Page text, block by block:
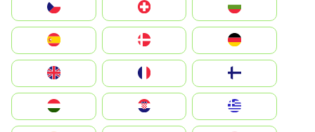
България
Switzerland
Czechia
Deutschland
Denmark
United Kingdom
Hrvatska
Magyarország